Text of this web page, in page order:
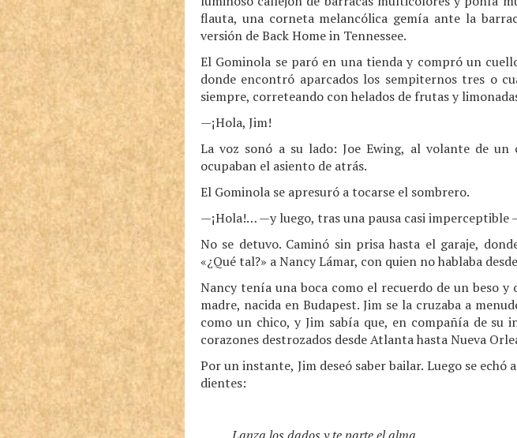
flauta, una corneta melancólica gemía ante la
versión de Back Home in Tennessee.
El Gominola se paró en una tienda y compró un
donde encontró aparcados los sempiternos tres o
siempre, correteando con helados de frutas y
—¡Hola, Jim!
La voz sonó a su lado: Joe Ewing, al volante de un
ocupaban el asiento de atrás.
El Gominola se apresuró a tocarse el sombrero.
—¡Hola!… —y luego, tras una pausa casi imperceptible
No se detuvo. Caminó sin prisa hasta el garaje,
«¿Qué tal?» a Nancy Lámar, con quien no hablaba
Nancy tenía una boca como el recuerdo de un beso
madre, nacida en Budapest. Jim se la cruzaba a
como un chico, y Jim sabía que, en compañía de su
corazones destrozados desde Atlanta hasta Nueva
Por un instante, Jim deseó saber bailar. Luego se
dientes: